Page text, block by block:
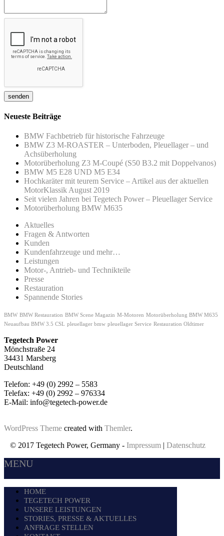
Neueste Beiträge
BMW Fachbetrieb für historische Fahrzeuge
BMW Z3 M-ROASTER – Unterboden, Pleuellager – und
Achsüberholung
Motorüberholung Z3 M-Coupé (S50 B3.2 mit Doppelvanos)
BMW M5 E28 UND M5 E34
Hochkaräter mit teurem Service – Artikel aus der aktuellen
MotorKlassik August 2019
Seit vielen Jahren bei Tegetech Power – Pleuellager Service
Motorüberholung BMW M635
Aktuelles
Fragen & Antworten
Kunden
Kundenfahrzeuge und mehr…
Leistungen
Motor-, Antrieb- und Technikteile
Presse
Restauration
Spannende Stories
BMW BMW Restauration BMW Scene Magazin M-Motoren Motorüberholung BMW M635
Neuaufbau BMW 3.5 CSL pleuellager bmw pleuellager Service Restauration Oldtimer
Tegetech Power
Mönchstraße 24
34431 Marsberg
Deutschland
Telefon: +49 (0) 2992 – 5583
Telefax: +49 (0) 2992 – 976334
E-Mail: info@tegetech-power.de
WordPress Theme created with Themler.
© 2017 Tegetech Power, Germany - Impressum | Datenschutz
MENU
HOME
TEGETECH POWER
UNSERE LEISTUNGEN
STORIES, PRESSE & AKTUELLES
ANFRAGE STELLEN